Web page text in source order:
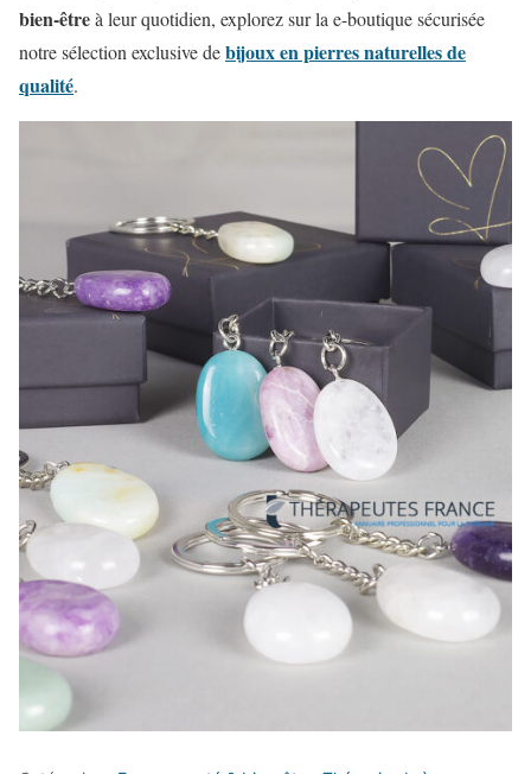
bien-êtreà leur quotidien, explorez sur la e-boutique sécurisée
notre sélection exclusive debijoux en pierres naturelles de
qualité.